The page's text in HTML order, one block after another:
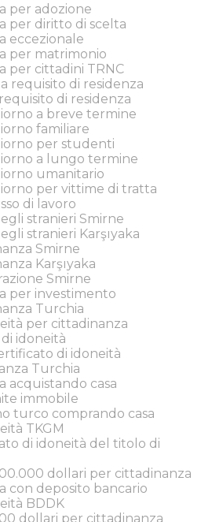
per adozione
per diritto di scelta
eccezionale
per matrimonio
per cittadini TRNC
requisito di residenza
di residenza
a breve termine
familiare
per studenti
a lungo termine
umanitario
per vittime di tratta
di lavoro
stranieri Smirne
stranieri Karşıyaka
Smirne
Karşıyaka
Smirne
per investimento
Turchia
per cittadinanza
idoneità
di idoneità
Turchia
acquistando casa
immobile
turco comprando casa
TKGM
di idoneità del titolo di
dollari per cittadinanza
con deposito bancario
BDDK
dollari per cittadinanza